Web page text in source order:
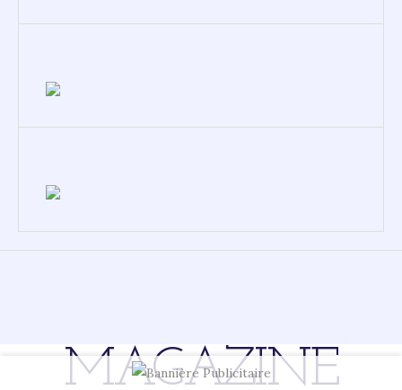
MAGAZINE